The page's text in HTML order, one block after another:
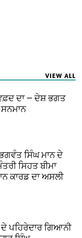
VIEW ALL
ਦਾ — ਦੇਸ਼ ਭਗਤ
ਸਿੰਘ ਮਾਨ ਦੇ
ਸਿਹਤ ਬੀਮਾ
ਕਾਰਡ ਦਾ ਅਸਲੀ
ਪਹਿਰੇਦਾਰ ਗਿਆਨੀ